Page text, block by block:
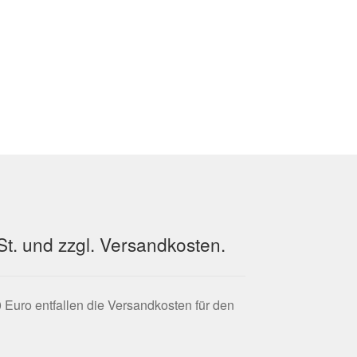
und zzgl. Versandkosten.
entfallen die Versandkosten für den